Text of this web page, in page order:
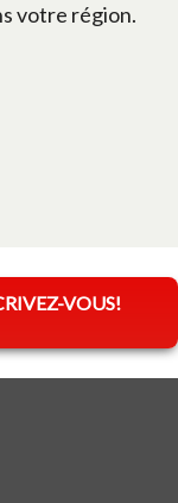
votre région.
VOUS!